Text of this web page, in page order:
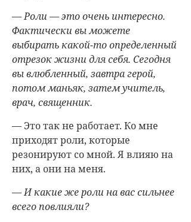
— Роли — это очень интересно.
Фактически вы можете
выбирать какой-то определенный
отрезок жизни для себя. Сегодня
вы влюбленный, завтра герой,
потом маньяк, затем учитель,
врач, священник.
— Это так не работает. Ко мне
приходят роли, которые
резонируют со мной. Я влияю на
них, а они на меня.
— И какие же роли на вас сильнее
всего повлияли?